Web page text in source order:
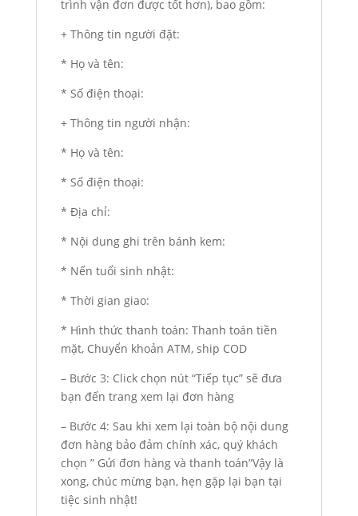
trình vận đơn được tốt hơn), bao gồm:
+ Thông tin người đặt:
* Họ và tên:
* Số điện thoại:
+ Thông tin người nhận:
* Họ và tên:
* Số điện thoại:
* Địa chỉ:
* Nội dung ghi trên bánh kem:
* Nến tuổi sinh nhật:
* Thời gian giao:
* Hình thức thanh toán: Thanh toán tiền
mặt, Chuyển khoản ATM, ship COD
– Bước 3: Click chọn nút “Tiếp tục” sẽ đưa
bạn đến trang xem lại đơn hàng
– Bước 4: Sau khi xem lại toàn bộ nội dung
đơn hàng bảo đảm chính xác, quý khách
chọn ” Gửi đơn hàng và thanh toán”Vậy là
xong, chúc mừng bạn, hẹn gặp lại bạn tại
tiệc sinh nhật!